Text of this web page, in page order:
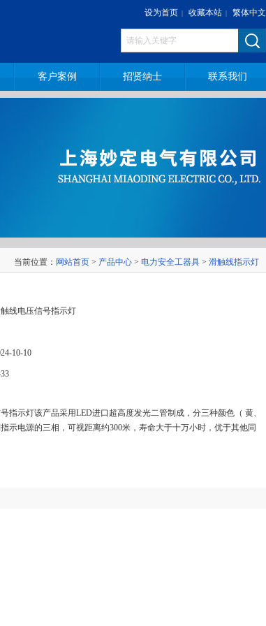
设为首页 | 收藏本站 | 繁体中文
客户案例 招贤纳士 联系我们
当前位置： 网站首页 > 产品中心 > 电力安全工器具 > 滑触线指示灯
线电压信号指示灯
10-10
指示灯该产品采用LED进口超高度发光二管制成，分三种颜色（ 黄、
示电源的三相，可视距离约300米，寿命大于十万小时，优于其他同